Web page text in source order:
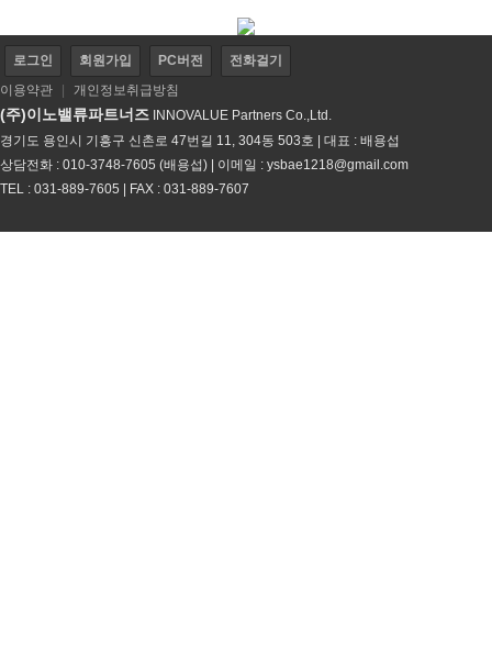
로그인 회원가입 PC버전
전화걸기
이용약관
개인정보취급방침
(주)이노밸류파트너즈 INNOVALUE Partners Co.,Ltd.
경기도 용인시 기흥구 신촌로 47번길 11, 304동 503호 | 대표 : 배용섭
상담전화 : 010-3748-7605 (배용섭) | 이메일 : ysbae1218@gmail.com
TEL : 031-889-7605 | FAX : 031-889-7607